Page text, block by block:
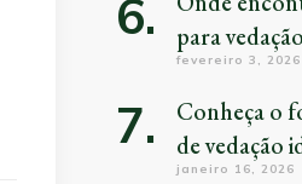
para
fevereiro 3, 2026
Conheça o
de vedação
janeiro 16, 2026